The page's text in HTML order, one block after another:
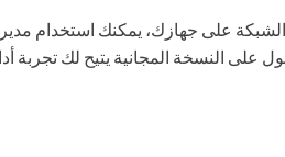
على جهازك، يمكنك استخدام مدير
النسخة المجانية يتيح لك تجربة